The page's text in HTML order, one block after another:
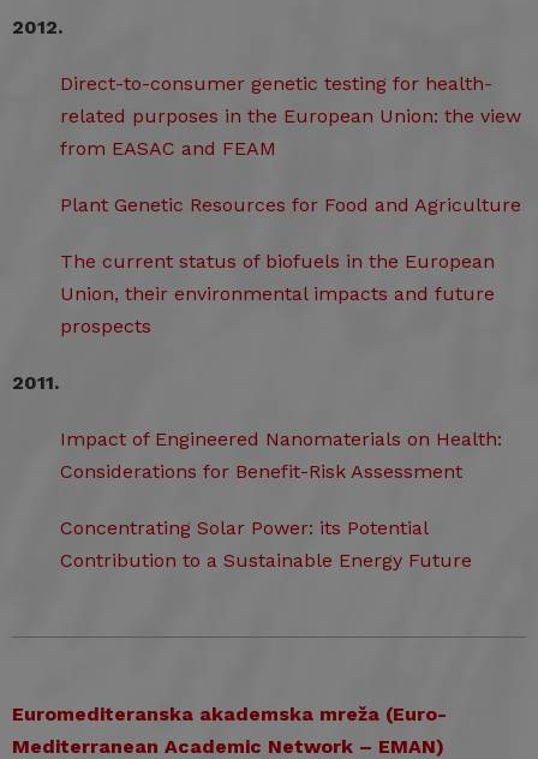
2012.
Direct-to-consumer genetic testing for health-
related purposes in the European Union: the view
from EASAC and FEAM
Plant Genetic Resources for Food and Agriculture
The current status of biofuels in the European
Union, their environmental impacts and future
prospects
2011.
Impact of Engineered Nanomaterials on Health:
Considerations for Benefit-Risk Assessment
Concentrating Solar Power: its Potential
Contribution to a Sustainable Energy Future
Euromediteranska akademska mreža (Euro-
Mediterranean Academic Network – EMAN)